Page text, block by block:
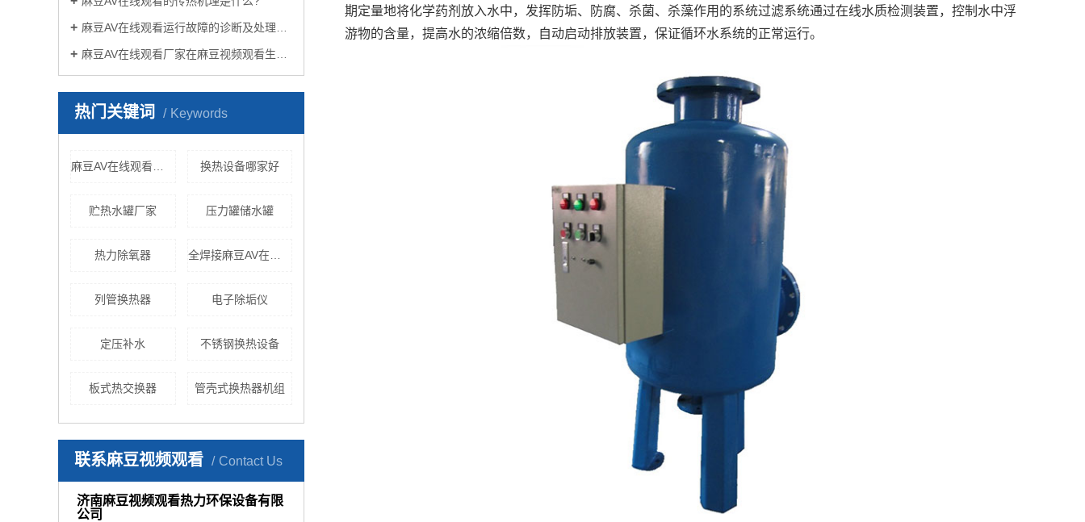
麻豆AV在线观看运行故障的诊断及处理方法
麻豆AV在线观看厂家在麻豆视频观看生活中有哪些作用？
热门关键词 Keywords
换热设备哪家好
贮热水罐厂家 压力罐储水罐
热力除氧器
列管换热器 电子除垢仪
定压补水 不锈钢换热设备
板式热交换器 管壳式换热器机组
联系麻豆视频观看 Contact Us
济南麻豆视频观看热力环保设备有限
公司
期定量地将化学药剂放入水中，发挥防垢、防腐、杀菌、杀藻作用的系统过滤系统通过在线水质检测装置，控制水中浮
游物的含量，提高水的浓缩倍数，自动启动排放装置，保证循环水系统的正常运行。